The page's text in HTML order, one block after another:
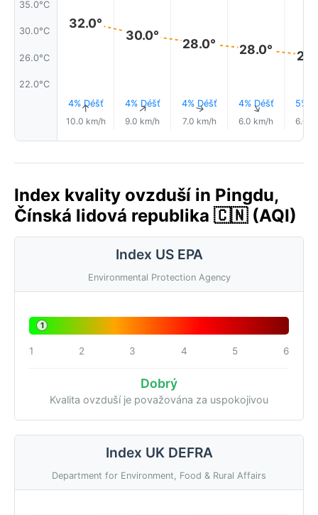
35.0°C
30.0°C
26.0°C
22.0°C
32.0°
4% Déšť
↑
10.0 km/h
30.0°
4% Déšť
↑
9.0 km/h
28.0°
4% Déšť
↑
7.0 km/h
28.0°
4% Déšť
↑
6.0 km/h
5%
6.0
Index kvality ovzduší in Pingdu,
Čínská lidová republika 🇨🇳 (AQI)
Index US EPA
Environmental Protection Agency
1
1 2 3 4 5 6
Dobrý
Kvalita ovzduší je považována za uspokojivou
Index UK DEFRA
Department for Environment, Food & Rural Affairs